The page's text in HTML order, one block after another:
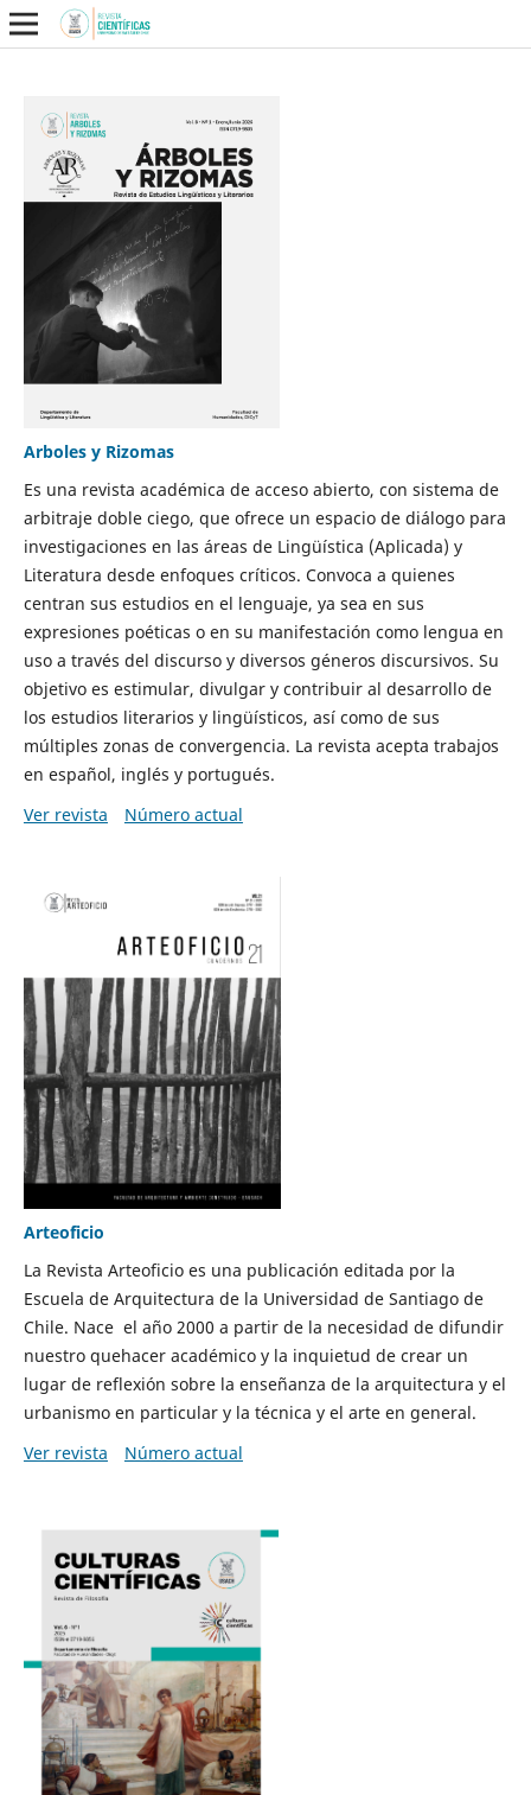
Arboles y Rizomas
Es una revista académica de acceso abierto, con sistema de
arbitraje doble ciego, que ofrece un espacio de diálogo para
investigaciones en las áreas de Lingüística (Aplicada) y
Literatura desde enfoques críticos. Convoca a quienes
centran sus estudios en el lenguaje, ya sea en sus
expresiones poéticas o en su manifestación como lengua en
uso a través del discurso y diversos géneros discursivos. Su
objetivo es estimular, divulgar y contribuir al desarrollo de
los estudios literarios y lingüísticos, así como de sus
múltiples zonas de convergencia. La revista acepta trabajos
en español, inglés y portugués.
Ver revista
Número actual
Arteoficio
La Revista Arteoficio es una publicación editada por la
Escuela de Arquitectura de la Universidad de Santiago de
Chile. Nace el año 2000 a partir de la necesidad de difundir
nuestro quehacer académico y la inquietud de crear un
lugar de reflexión sobre la enseñanza de la arquitectura y el
urbanismo en particular y la técnica y el arte en general.
Ver revista
Número actual